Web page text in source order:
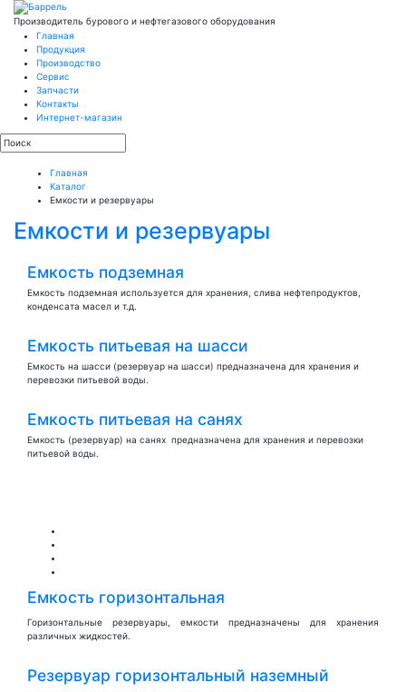
Производитель бурового и нефтегазового оборудования
Главная
Продукция
Производство
Сервис
Запчасти
Контакты
Интернет-магазин
Главная
Каталог
Емкости и резервуары
Емкости и резервуары
Емкость подземная
Емкость подземная используется для хранения, слива нефтепродуктов,
конденсата масел и т.д.
Емкость питьевая на шасси
Емкость на шасси (резервуар на шасси) предназначена для хранения и
перевозки питьевой воды.
Емкость питьевая на санях
Емкость (резервуар) на санях предназначена для хранения и перевозки
питьевой воды.
Емкость горизонтальная
Горизонтальные резервуары, емкости предназначены для хранения
различных жидкостей.
Резервуар горизонтальный наземный